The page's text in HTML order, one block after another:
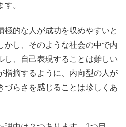
。
極的な人が成功を収めやすいと
かし、そのような社会の中で内
し、自己表現することは難しい
指摘するように、内向型の人が
づらさを感じることは珍しくあ